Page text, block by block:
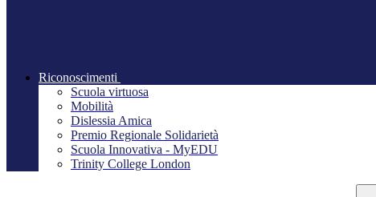
Riconoscimenti
Scuola virtuosa
Mobilità
Dislessia Amica
Premio Regionale Solidarietà
Scuola Innovativa - MyEDU
Trinity College London